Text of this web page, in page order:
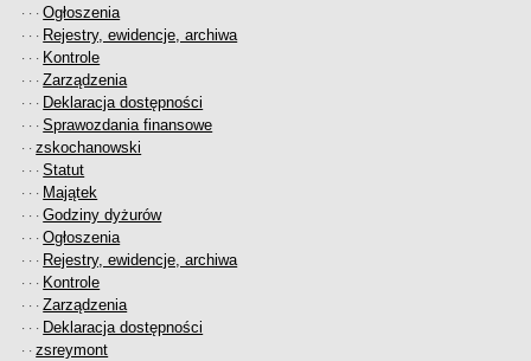
· · ·Ogłoszenia
· · · Rejestry, ewidencje, archiwa
· · · Kontrole
· · ·Zarządzenia
· · · Deklaracja dostępności
· · ·Sprawozdania finansowe
· ·zskochanowski
· · ·Statut
· · · Majątek
· · ·Godziny dyżurów
· · ·Ogłoszenia
· · · Rejestry, ewidencje, archiwa
· · · Kontrole
· · ·Zarządzenia
· · · Deklaracja dostępności
· ·zsreymont